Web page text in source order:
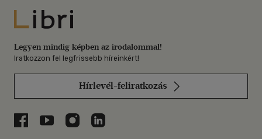
Libri
Legyen mindig képben az irodalommal!
Iratkozzon fel legfrissebb híreinkért!
Hírlevél-feliratkozás
Libri a Facebookon
Libri a Youtube-on
Libri az Instagramon
Libri a LinkedInen